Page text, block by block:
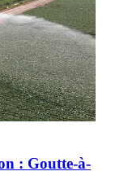
: Goutte-à-